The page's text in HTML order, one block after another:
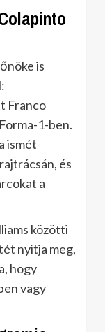
is
Franco
1-ben.
ismét
és
a
közötti
nyitja meg,
hogy
vagy